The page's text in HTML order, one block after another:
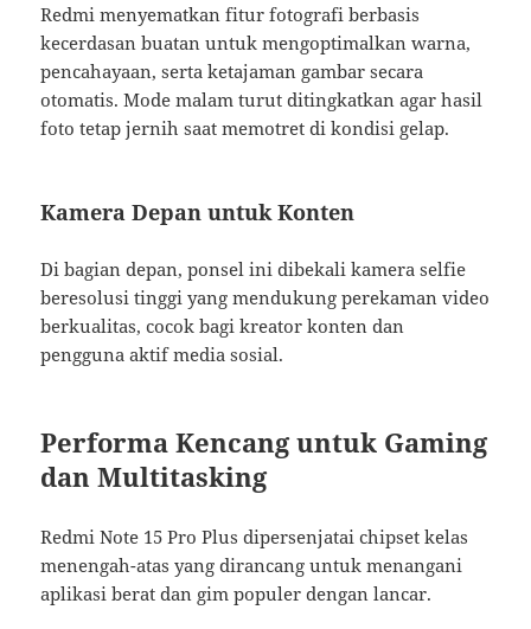
Redmi menyematkan fitur fotografi berbasis
kecerdasan buatan untuk mengoptimalkan warna,
pencahayaan, serta ketajaman gambar secara
otomatis. Mode malam turut ditingkatkan agar hasil
foto tetap jernih saat memotret di kondisi gelap.
Kamera Depan untuk Konten
Di bagian depan, ponsel ini dibekali kamera selfie
beresolusi tinggi yang mendukung perekaman video
berkualitas, cocok bagi kreator konten dan
pengguna aktif media sosial.
Performa Kencang untuk Gaming
dan Multitasking
Redmi Note 15 Pro Plus dipersenjatai chipset kelas
menengah-atas yang dirancang untuk menangani
aplikasi berat dan gim populer dengan lancar.